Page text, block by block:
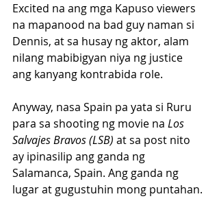
Excited na ang mga Kapuso viewers
na mapanood na bad guy naman si
Dennis, at sa husay ng aktor, alam
nilang mabibigyan niya ng justice
ang kanyang kontrabida role.
Anyway, nasa Spain pa yata si Ruru
para sa shooting ng movie na Los
Salvajes Bravos (LSB) at sa post nito
ay ipinasilip ang ganda ng
Salamanca, Spain. Ang ganda ng
lugar at gugustuhin mong puntahan.